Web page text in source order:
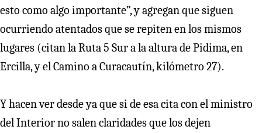
esto como algo importante”, y agregan que siguen
ocurriendo atentados que se repiten en los mismos
lugares (citan la Ruta 5 Sur a la altura de Pidima, en
Ercilla, y el Camino a Curacautín, kilómetro 27).
Y hacen ver desde ya que si de esa cita con el ministro
del Interior no salen claridades que los dejen